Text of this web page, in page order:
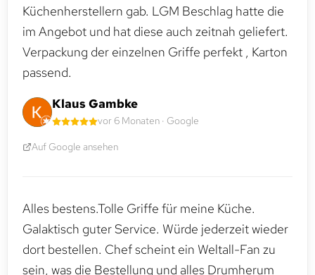
Küchenherstellern gab. LGM Beschlag hatte die
im Angebot und hat diese auch zeitnah geliefert.
Verpackung der einzelnen Griffe perfekt , Karton
passend.
Klaus Gambke
vor 6 Monaten · Google
Auf Google ansehen
Alles bestens.Tolle Griffe für meine Küche.
Galaktisch guter Service. Würde jederzeit wieder
dort bestellen. Chef scheint ein Weltall-Fan zu
sein, was die Bestellung und alles Drumherum